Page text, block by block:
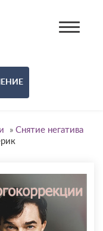
» Снятие негатива